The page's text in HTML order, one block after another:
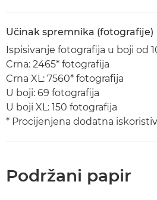
Učinak spremnika (fotografije)
Ispisivanje fotografija u boji od
Crna: 2465* fotografija
Crna XL: 7560* fotografija
U boji: 69 fotografija
U boji XL: 150 fotografija
* Procijenjena dodatna
Podržani papir